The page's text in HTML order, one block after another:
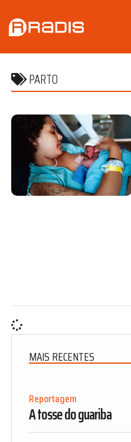
PARTO
MAIS RECENTES
Reportagem
A tosse do guariba